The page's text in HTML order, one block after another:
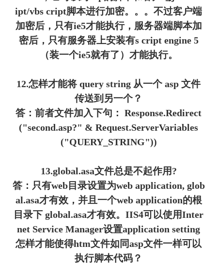
ipt/vbs cript脚本进行加密。。。不过客户端
加密后，只有ie5才能执行，服务器端脚本加
密后，只有服务器上安装有s cript engine 5
（装一个ie5就有了）才能执行。
12.怎样才能将 query string 从一个 asp 文件
传送到另一个？
答：前者文件加入下句： Response.Redirect
("second.asp?" & Request.ServerVariables
("QUERY_STRING"))
13.global.asa文件总是不起作用?
答：只有web目录设置为web application, glob
al.asa才有效，并且一个web application的根
目录下 global.asa才有效。IIS4可以使用Inter
net Service Manager设置application setting
怎样才能使得htm文件如同asp文件一样可以
执行脚本代码？